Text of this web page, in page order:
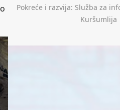
Pokreće i razvija: Služba za
Kuršumlija